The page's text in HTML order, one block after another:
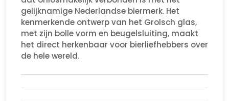
gelijknamige Nederlandse biermerk. Het
kenmerkende ontwerp van het Grolsch glas,
met zijn bolle vorm en beugelsluiting, maakt
het direct herkenbaar voor bierliefhebbers over
de hele wereld.